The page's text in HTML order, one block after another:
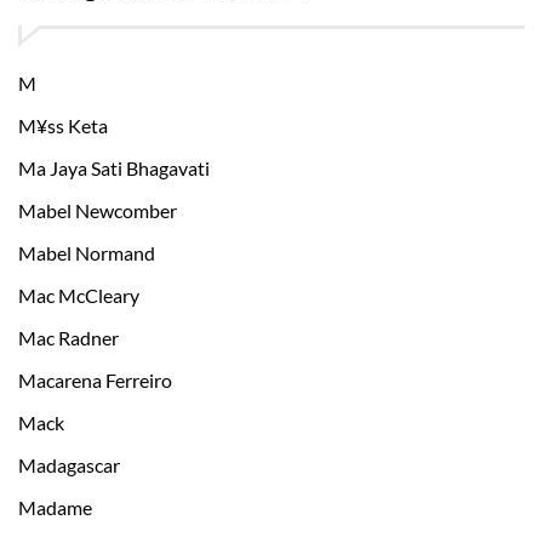
M
M¥ss Keta
Ma Jaya Sati Bhagavati
Mabel Newcomber
Mabel Normand
Mac McCleary
Mac Radner
Macarena Ferreiro
Mack
Madagascar
Madame